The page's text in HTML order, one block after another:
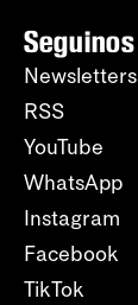
Seguinos
Newsletters
RSS
YouTube
WhatsApp
Instagram
Facebook
TikTok